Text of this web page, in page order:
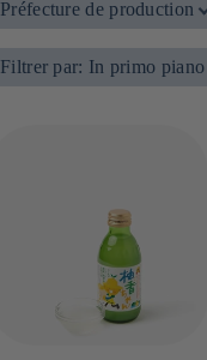
Préfecture de production
Filtrer par: In primo piano